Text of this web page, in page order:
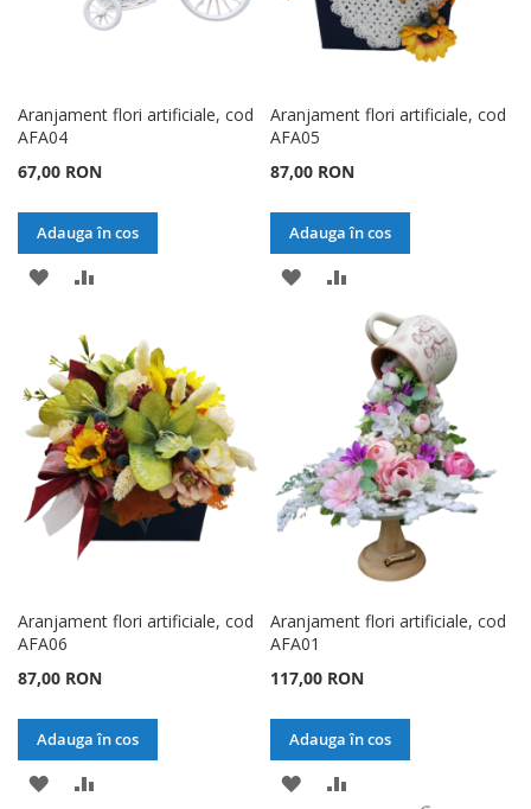
Aranjament flori artificiale, cod
AFA04
67,00 RON
Adauga în cos
ADAUGATI
LISTA
DE
DORINTE
COMPARARE
Aranjament flori artificiale, cod
AFA05
87,00 RON
Adauga în cos
ADAUGATI
DORINTE
PENTRU
COMPARARE
Aranjament flori artificiale, cod
AFA06
87,00 RON
Adauga în cos
ADAUGATI
Aranjament flori artificiale, cod
AFA01
117,00 RON
Adauga în cos
ADAUGATI